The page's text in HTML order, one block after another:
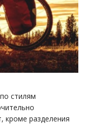
стилям
кроме разделения